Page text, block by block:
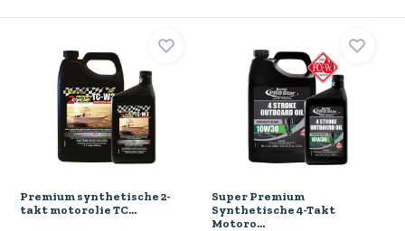
Premium synthetische 2-
takt motorolie TC...
Super Premium
Synthetische 4-Takt
Motoro...